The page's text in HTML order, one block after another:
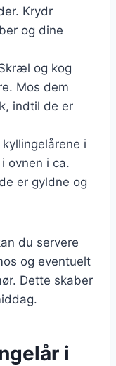
Krydr
og dine
og kog
Mos dem
indtil de er
kyllingelårene i
ovnen i ca.
er gyldne og
du servere
og eventuelt
Dette skaber
i